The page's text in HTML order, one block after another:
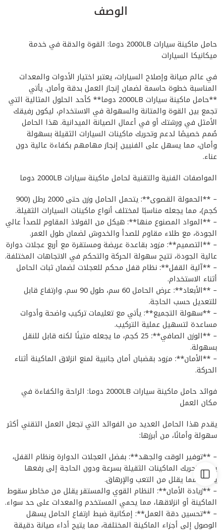
الوصف
حامل ماكينة سيارات 2000LB دوما: القوة والدقة في خدمة
ميكانيكا السيارات
في عالم صيانة وإصلاح السيارات، يعتبر اختيار الأدوات والمعدات
المناسبة خطوة حاسمة لضمان إنجاز العمل بدقة وأمان. يأتي
**حامل ماكينة سيارات 2000LB دوما** كأحد الحلول المثالية التي
تجمع بين القوة والمتانة والسهولة في الاستخدام، ليكون رفيقك
الأمثل في ورشتك أو في أعمال الصيانة الميدانية. هذا الحامل
صُمم خصيصًا لدعم وتحريك ماكينات السيارات الثقيلة بسهولة
وأمان، مما يسهل على الفنيين إنجاز مهامهم بكفاءة عالية دون
عناء.
المواصفات الفنية والتقنية لحامل ماكينة سيارات 2000LB دوما
– **الحمولة القصوى**: يتحمل الحامل وزن حتى 2000 رطل (900
كجم)، مما يجعله مناسبًا لمختلف أنواع ماكينات السيارات الثقيلة.
– **المواد المصنوع منها**: هيكل من الفولاذ المقاوم للصدأ عالي
الجودة، مع طلاء مقاوم للصدأ والخدوش لضمان طول العمر.
– **التصميم**: مزود بقاعدة عريضة ومستقرة مع أربع عجلات دوارة
عالية الجودة، تتيح سهولة الحركة والتحكم في الاتجاهات المختلفة.
– **آلية القفل**: نظام قفل محكم للعجلات لضمان ثبات الحامل
أثناء الاستخدام.
– **الأبعاد**: عرض الحامل 60 سم، طول 90 سم، وارتفاع قابل
للتعديل حسب الحاجة.
– **سهولة التجميع**: يأتي مع تعليمات تركيب واضحة وأدوات
مساعدة لتسهيل عملية التركيب.
– **الوزن الصافي**: 25 كجم، ما يجعله متينًا لكنه قابل للنقل
بسهولة.
– **الأمان**: مزود بقضبان أمان جانبية لمنع انزلاق الماكينة أثناء
الحركة.
فوائد حامل ماكينة سيارات 2000LB دوما: الراحة والكفاءة في
مكان العمل
يقدم هذا الحامل العديد من الفوائد التي تجعل العمل التقني أكثر
سهولة وأمانًا، من أبرزها:
– **توفير الوقت والجهد**: بفضل العجلات الدوارة ونظام القفل،
يمكن تحريك الماكينات الثقيلة بسرعة ودون الحاجة إلى رفعها
يدويًا، مما يقلل من التعب والإرهاق.
– **زيادة الأمان**: النظام القوي والمستقر يقلل من مخاطر سقوط
الماكينة أو انزلاقها، مما يحمي المستخدم والمعدات على حد سواء.
– **تحسين دقة العمل**: إمكانية ضبط ارتفاع الحامل يسهل
الوصول إلى أجزاء الماكينة المختلفة، مما يتيح أداء صيانة دقيقة